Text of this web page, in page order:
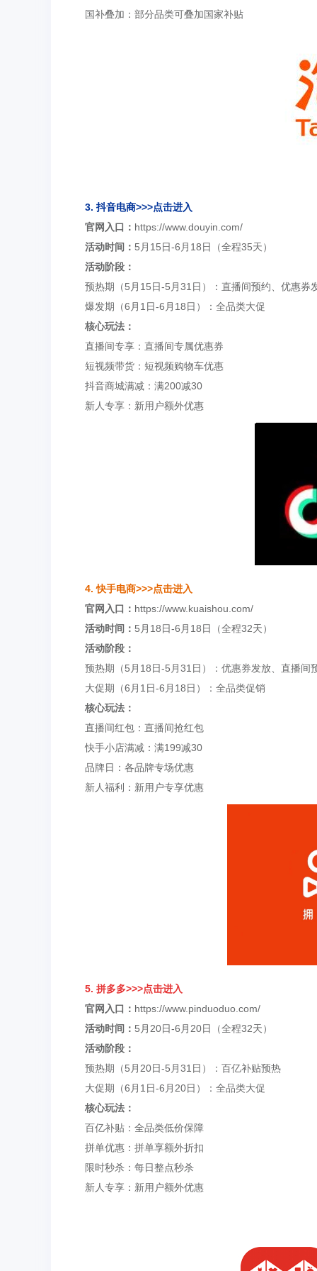
国补叠加：部分品类可叠加国家补贴
3. 抖音电商>>>点击进入
官网入口： https://www.douyin.com/
活动时间： 5月15日-6月18日（全程35天）
活动阶段：
预热期（5月15日-5月31日）：直播间预约、优惠券
爆发期（6月1日-6月18日）：全品类大促
核心玩法：
直播间专享：直播间专属优惠券
短视频带货：短视频购物车优惠
抖音商城满减：满200减30
新人专享：新用户额外优惠
4. 快手电商>>>点击进入
官网入口： https://www.kuaishou.com/
活动时间： 5月18日-6月18日（全程32天）
活动阶段：
预热期（5月18日-5月31日）：优惠券发放、直播间
大促期（6月1日-6月18日）：全品类促销
核心玩法：
直播间红包：直播间抢红包
快手小店满减：满199减30
品牌日：各品牌专场优惠
新人福利：新用户专享优惠
5. 拼多多>>>点击进入
官网入口： https://www.pinduoduo.com/
活动时间： 5月20日-6月20日（全程32天）
活动阶段：
预热期（5月20日-5月31日）：百亿补贴预热
大促期（6月1日-6月20日）：全品类大促
核心玩法 ：
百亿补贴：全品类低价保障
拼单优惠：拼单享额外折扣
限时秒杀：每日整点秒杀
新人专享：新用户额外优惠